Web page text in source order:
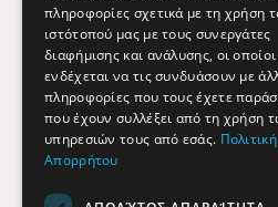
Όροι
Πολιτική
Findhere
πληροφορίες σχετικά με τη χρήση
ιστότοπού μας με τους συνεργάτες
διαφήμισης και ανάλυσης, οι οποίοι
ενδέχεται να τις συνδυάσουν με
πληροφορίες που τους έχετε
που έχουν συλλέξει από τη χρήση
υπηρεσιών τους από εσάς. Πολιτική
Απορρήτου